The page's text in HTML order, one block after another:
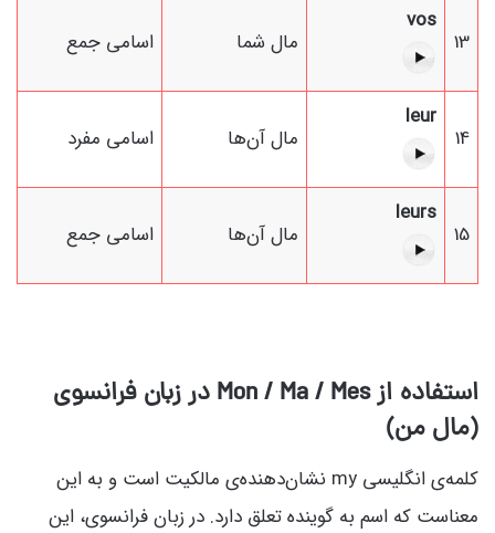
13
vos
مال شما اسامی جمع
14
leur
مال آن‌ها اسامی مفرد
15
leurs
مال آن‌ها اسامی جمع
استفاده از Mon / Ma / Mes در زبان فرانسوی
(مال من)
کلمه‌ی انگلیسی my نشان‌دهنده‌ی مالکیت است و به این
معناست که اسم به گوینده تعلق دارد. در زبان فرانسوی، این